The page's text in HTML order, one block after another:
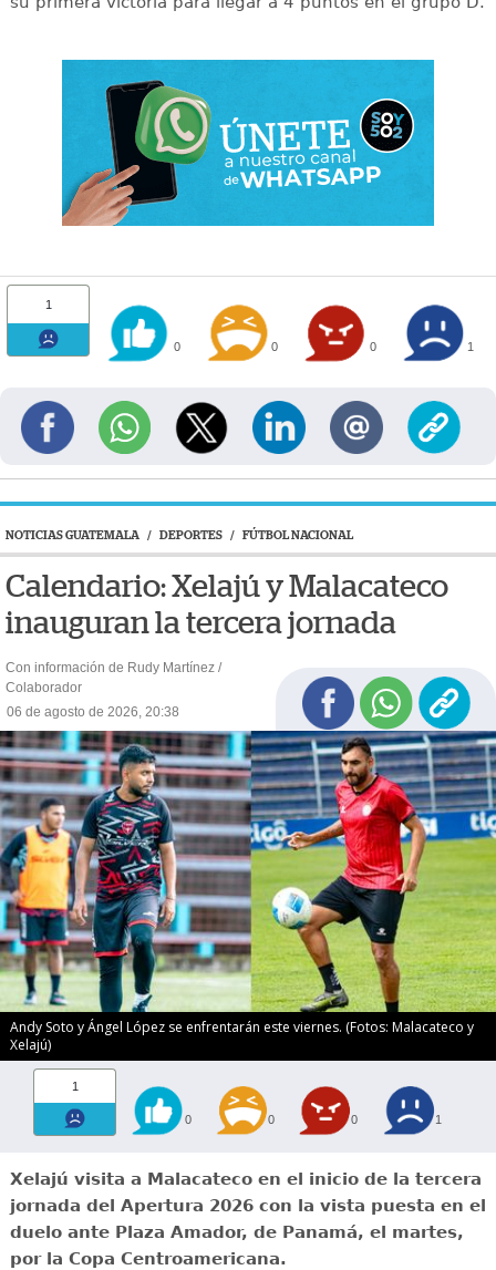
1
0 0 0 1
NOTICIAS GUATEMALA / DEPORTES / FÚTBOL NACIONAL
Calendario: Xelajú y Malacateco
inauguran la tercera jornada
Con información de Rudy Martínez /
Colaborador
06 de agosto de 2026, 20:38
Andy Soto y Ángel López se enfrentarán este viernes. (Fotos: Malacateco y
Xelajú)
1
0 0 0 1
Xelajú visita a Malacateco en el inicio de la tercera
jornada del Apertura 2026 con la vista puesta en el
duelo ante Plaza Amador, de Panamá, el martes,
por la Copa Centroamericana.